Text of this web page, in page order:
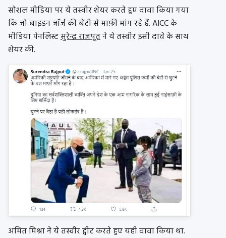
सोशल मीडिया पर ये तस्वीर शेयर करते हुए दावा किया गया
कि जो बाइडन जॉर्ज की बेटी से माफ़ी मांग रहे हैं. AICC के
मीडिया पेनलिस्टसुरेन्द्र राजपूतने ये तस्वीर इसी दावे के साथ
शेयर की.
अमित मिश्रा ने ये तस्वीर ट्वीट करते हुए यही दावा किया था.